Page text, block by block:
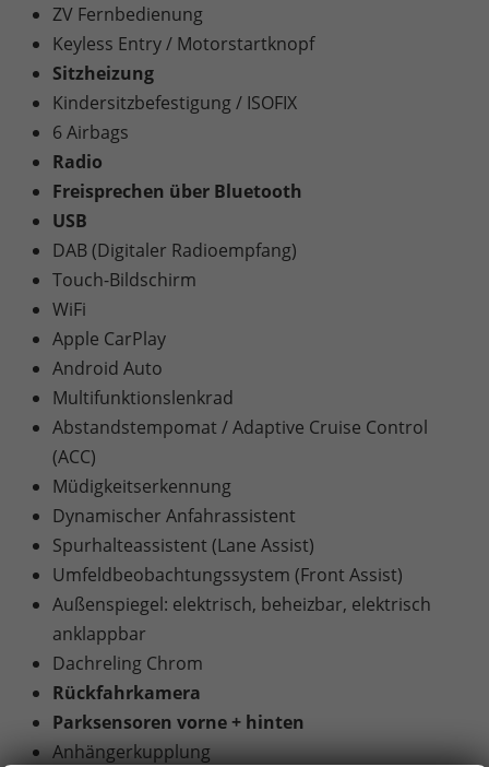
ZV Fernbedienung
Keyless Entry / Motorstartknopf
Sitzheizung
Kindersitzbefestigung / ISOFIX
6 Airbags
Radio
Freisprechen über Bluetooth
USB
DAB (Digitaler Radioempfang)
Touch-Bildschirm
WiFi
Apple CarPlay
Android Auto
Multifunktionslenkrad
Abstandstempomat / Adaptive Cruise Control
(ACC)
Müdigkeitserkennung
Dynamischer Anfahrassistent
Spurhalteassistent (Lane Assist)
Umfeldbeobachtungssystem (Front Assist)
Außenspiegel: elektrisch, beheizbar, elektrisch
anklappbar
Dachreling Chrom
Rückfahrkamera
Parksensoren vorne + hinten
Anhängerkupplung